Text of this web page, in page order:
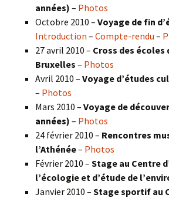
années) – Photos
Octobre 2010 – Voyage de fin
Introduction – Compte-rendu –
27 avril 2010 – Cross des écoles
Bruxelles – Photos
Avril 2010 – Voyage d’études
– Photos
Mars 2010 – Voyage de
années) – Photos
24 février 2010 – Rencontres
l’Athénée– Photos
Février 2010 – Stage au Centre
l’écologie et d’étude de
Janvier 2010 – Stage sportif au